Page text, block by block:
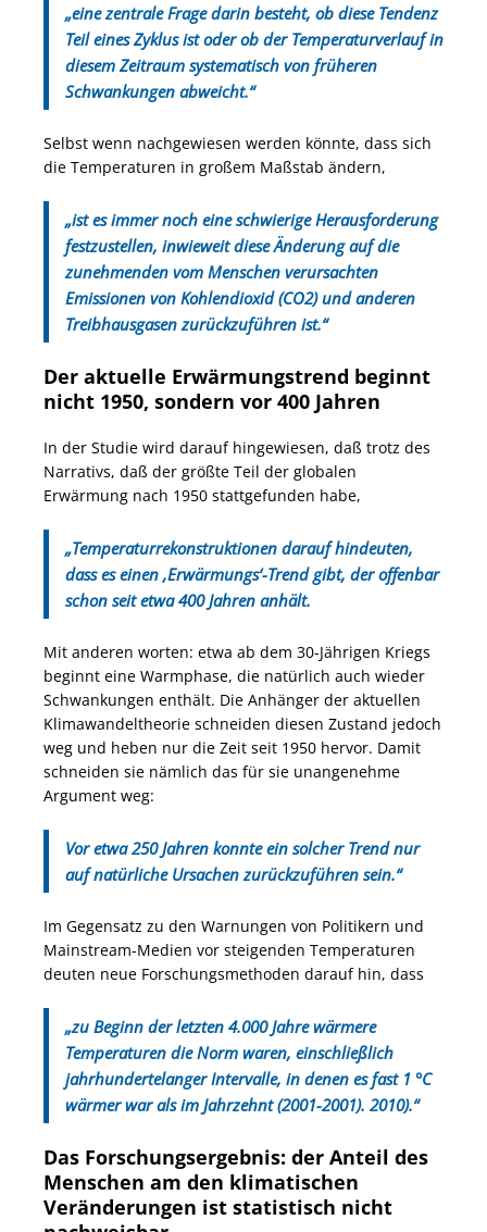
„eine zentrale Frage darin besteht, ob diese Tendenz
Teil eines Zyklus ist oder ob der Temperaturverlauf in
diesem Zeitraum systematisch von früheren
Schwankungen abweicht.“
Selbst wenn nachgewiesen werden könnte, dass sich
die Temperaturen in großem Maßstab ändern,
„ist es immer noch eine schwierige Herausforderung
festzustellen, inwieweit diese Änderung auf die
zunehmenden vom Menschen verursachten
Emissionen von Kohlendioxid (CO2) und anderen
Treibhausgasen zurückzuführen ist.“
Der aktuelle Erwärmungstrend beginnt
nicht 1950, sondern vor 400 Jahren
In der Studie wird darauf hingewiesen, daß trotz des
Narrativs, daß der größte Teil der globalen
Erwärmung nach 1950 stattgefunden habe,
„Temperaturrekonstruktionen darauf hindeuten,
dass es einen ‚Erwärmungs‘-Trend gibt, der offenbar
schon seit etwa 400 Jahren anhält.
Mit anderen worten: etwa ab dem 30-Jährigen Kriegs
beginnt eine Warmphase, die natürlich auch wieder
Schwankungen enthält. Die Anhänger der aktuellen
Klimawandeltheorie schneiden diesen Zustand jedoch
weg und heben nur die Zeit seit 1950 hervor. Damit
schneiden sie nämlich das für sie unangenehme
Argument weg:
Vor etwa 250 Jahren konnte ein solcher Trend nur
auf natürliche Ursachen zurückzuführen sein.“
Im Gegensatz zu den Warnungen von Politikern und
Mainstream-Medien vor steigenden Temperaturen
deuten neue Forschungsmethoden darauf hin, dass
„zu Beginn der letzten 4.000 Jahre wärmere
Temperaturen die Norm waren, einschließlich
jahrhundertelanger Intervalle, in denen es fast 1 °C
wärmer war als im Jahrzehnt (2001-2001). 2010).“
Das Forschungsergebnis: der Anteil des
Menschen am den klimatischen
Veränderungen ist statistisch nicht